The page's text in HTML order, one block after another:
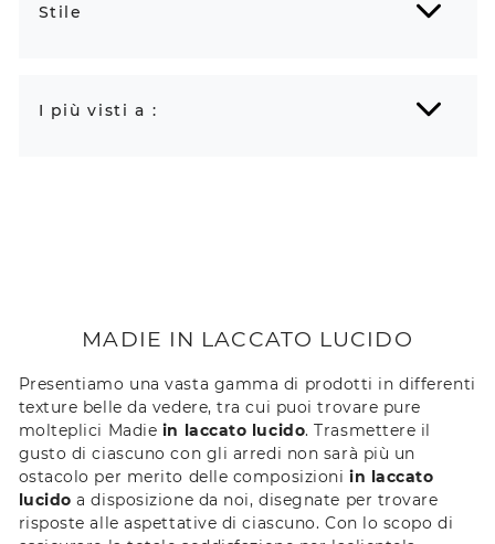
Stile
I più visti a :
MADIE IN LACCATO LUCIDO
Presentiamo una vasta gamma di prodotti in differenti
texture belle da vedere, tra cui puoi trovare pure
molteplici Madie in laccato lucido. Trasmettere il
gusto di ciascuno con gli arredi non sarà più un
ostacolo per merito delle composizioni in laccato
lucido a disposizione da noi, disegnate per trovare
risposte alle aspettative di ciascuno. Con lo scopo di